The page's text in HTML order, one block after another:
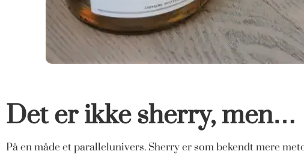
Det er ikke sherry, men…
På en måde et parallelunivers. Sherry er som bekendt mere